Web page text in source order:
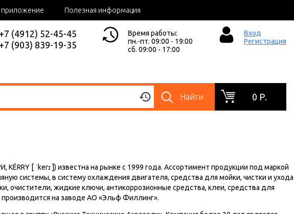
Полезная информация
+7 (4912) 52-45-45
+7 (903) 839-19-35
Время работы:
пн.-пт. 09:00 - 19:00
сб. 09:00 - 17:00
Вход
Регистрация
Найти 0 Р.
KÉRRY [ ˈkerɪ ]) известна на рынке с 1999 года. Ассортимент продукции под маркой
системы, в систему охлаждения двигателя, средства для мойки, чистки и ухода
очистители, жидкие ключи, антикоррозионные средства, клеи, средства для
производится на заводе АО «Эльф Филлинг».